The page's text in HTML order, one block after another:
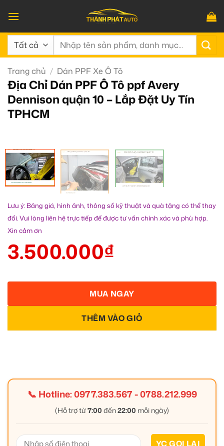
qua
nội
dung
Tìm
Trang chủ / Dán PPF Xe Ô Tô
Địa Chỉ Dán PPF Ô Tô ppf Avery
Dennison quận 10 – Lắp Đặt Uy Tín
TPHCM
Lưu ý: Bảng giá, hình ảnh, thông số kỹ thuật và quà tặng có thể thay
đổi. Vui lòng liên hệ trực tiếp để được tư vấn chính xác và phù hợp.
Xin cảm ơn
3.500.000₫
THÊM VÀO GIỎ
MUA NGAY
📞 Hotline:0977.383.567-0788.212.999
(Hỗ trợ từ7:00 đến22:00 mỗi ngày)